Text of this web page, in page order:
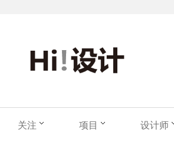
关注 项目 设计师